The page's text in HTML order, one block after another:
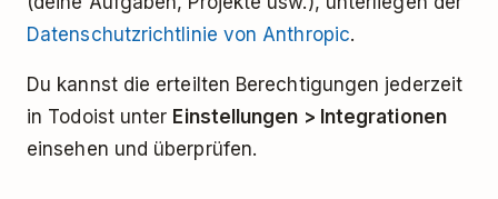
Datenschutzrichtlinie von Anthropic.
Du kannst die erteilten Berechtigungen jederzeit
in Todoist unter Einstellungen > Integrationen
einsehen und überprüfen.